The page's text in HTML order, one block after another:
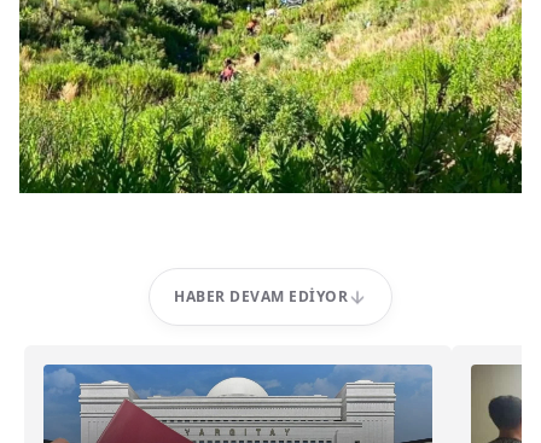
HABER DEVAM EDIYOR